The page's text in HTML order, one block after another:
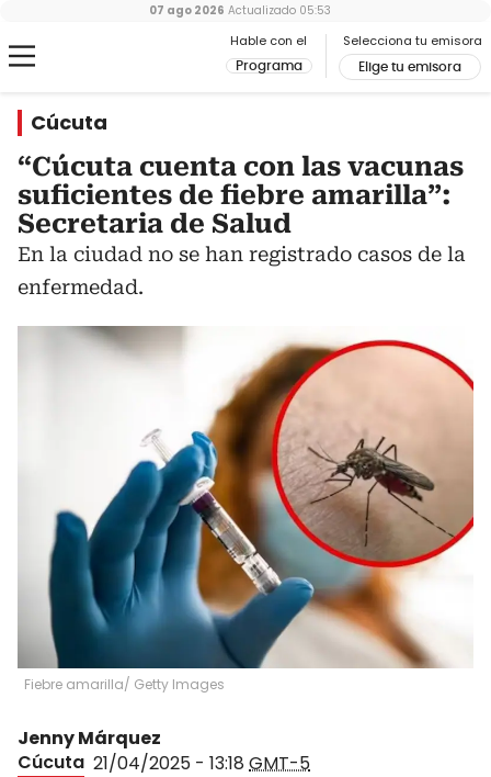
Hable con el
Programa
Selecciona tu emisora
Elige tu emisora
07 ago 2026 Actualizado 05:53
Cúcuta
“Cúcuta cuenta con las vacunas
suficientes de fiebre amarilla”:
Secretaria de Salud
En la ciudad no se han registrado casos de la
enfermedad.
Fiebre amarilla/ Getty Images
Jenny Márquez
Cúcuta 21/04/2025 - 13:18 GMT-5